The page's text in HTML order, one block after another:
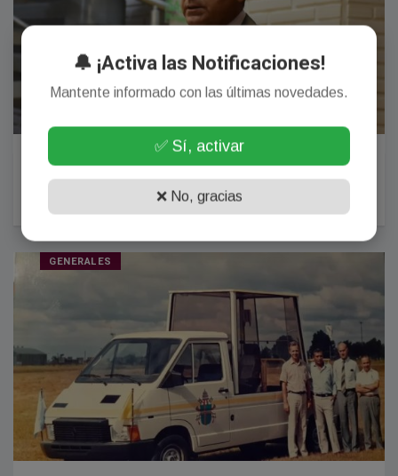
Un fiscal del caso Cecilia Strzyzowski se sumará a la
causa del joven asesinado en Chaco por su novia
GENERALES
🔔 ¡Activa las Notificaciones!
Mantente informado con las últimas novedades.
✅ Sí, activar
❌ No, gracias